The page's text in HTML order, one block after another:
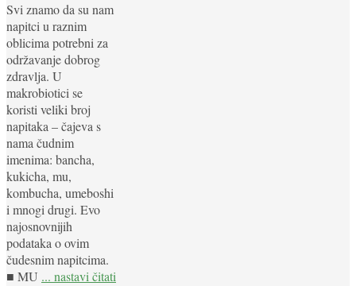
Svi znamo da su nam
napitci u raznim
oblicima potrebni za
održavanje dobrog
zdravlja. U
makrobiotici se
koristi veliki broj
napitaka – čajeva s
nama čudnim
imenima: bancha,
kukicha, mu,
kombucha, umeboshi
i mnogi drugi. Evo
najosnovnijih
podataka o ovim
čudesnim napitcima.
■ MU ... nastavi čitati